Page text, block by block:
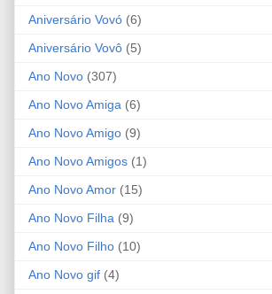
Aniversário Vovó (6)
Aniversário Vovô (5)
Ano Novo (307)
Ano Novo Amiga (6)
Ano Novo Amigo (9)
Ano Novo Amigos (1)
Ano Novo Amor (15)
Ano Novo Filha (9)
Ano Novo Filho (10)
Ano Novo gif (4)